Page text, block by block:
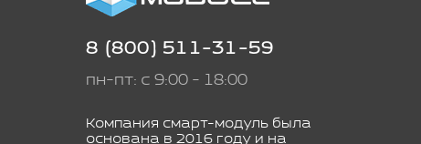
8 (800) 511-31-59
пн-пт: с 9:00 - 18:00
Компания смарт-модуль была
основана в 2016 году и на